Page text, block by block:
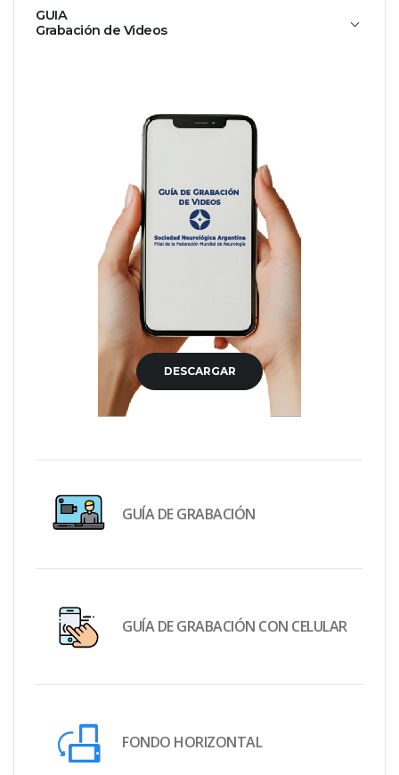
GUIA
Grabación de Videos
DESCARGAR
GUÍA DE GRABACIÓN
GUÍA DE GRABACIÓN CON CELULAR
FONDO HORIZONTAL